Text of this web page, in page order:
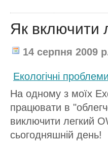
Як включити
14 серпня 2009
Екологічні проблеми
На одному з моїх
працювати в
виключити легкий
сьогодняшній день!